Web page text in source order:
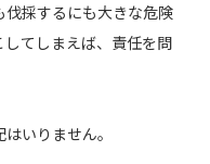
採するにも大きな危険
てしまえば、責任を問
いりません。